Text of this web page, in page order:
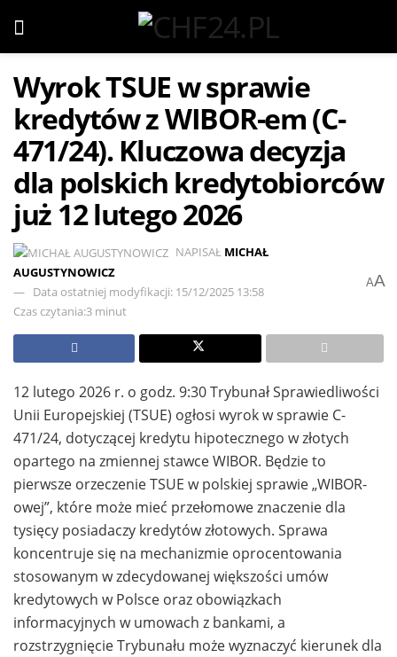
Wyrok TSUE w sprawie
kredytów z WIBOR-em (C-
471/24). Kluczowa decyzja
dla polskich kredytobiorców
już 12 lutego 2026
NAPISAŁ MICHAŁ
AUGUSTYNOWICZ
Data ostatniej modyfikacji: 15/12/2025 13:58
Czas czytania:3 minut
AA
12 lutego 2026 r. o godz. 9:30 Trybunał Sprawiedliwości
Unii Europejskiej (TSUE) ogłosi wyrok w sprawie C-
471/24, dotyczącej kredytu hipotecznego w złotych
opartego na zmiennej stawce WIBOR. Będzie to
pierwsze orzeczenie TSUE w polskiej sprawie „WIBOR-
owej”, które może mieć przełomowe znaczenie dla
tysięcy posiadaczy kredytów złotowych. Sprawa
koncentruje się na mechanizmie oprocentowania
stosowanym w zdecydowanej większości umów
kredytowych w Polsce oraz obowiązkach
informacyjnych w umowach z bankami, a
rozstrzygnięcie Trybunału może wyznaczyć kierunek dla